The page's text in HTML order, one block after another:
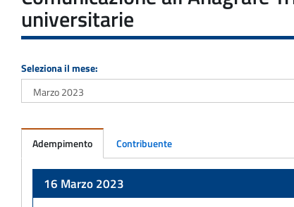
universitarie
Seleziona il mese:
Adempimento Contribuente
16 Marzo 2023